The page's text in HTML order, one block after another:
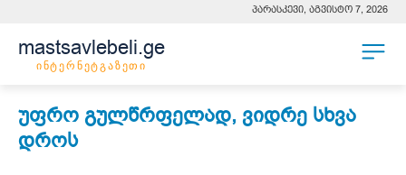
პარასკევი, აგვისტო 7, 2026
mastsavlebeli.ge
ინტერნეტგაზეთი
უფრო გულწრფელად, ვიდრე სხვა
დროს